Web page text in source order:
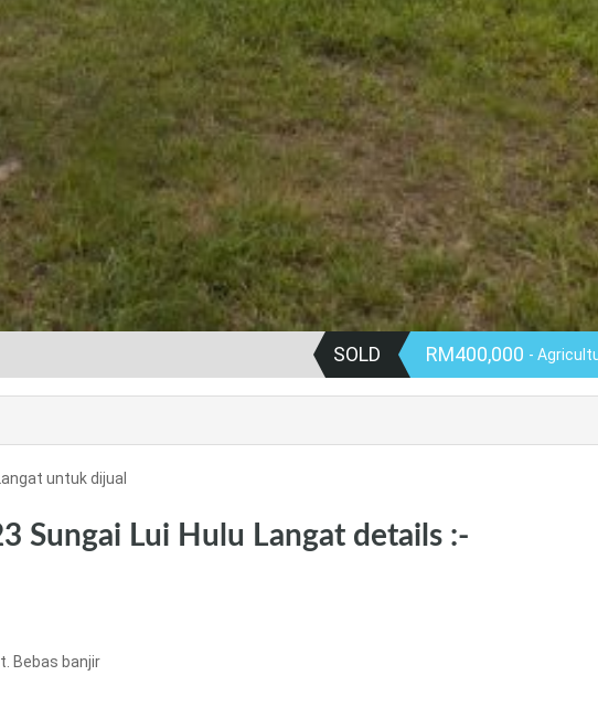
SOLD RM400,000 -
untuk dijual
Sungai Lui Hulu Langat details :-
Bebas banjir